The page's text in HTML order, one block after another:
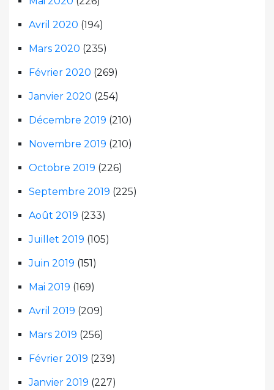
Avril 2020 (194)
Mars 2020 (235)
Février 2020 (269)
Janvier 2020 (254)
Décembre 2019 (210)
Novembre 2019 (210)
Octobre 2019 (226)
Septembre 2019 (225)
Août 2019 (233)
Juillet 2019 (105)
Juin 2019 (151)
Mai 2019 (169)
Avril 2019 (209)
Mars 2019 (256)
Février 2019 (239)
Janvier 2019 (227)